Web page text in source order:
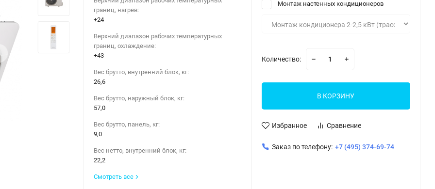
границ, нагрев:
+24
Верхний диапазон рабочих температурных
границ, охлаждение:
+43
Вес брутто, внутренний блок, кг:
26,6
Вес брутто, наружный блок, кг:
57,0
Вес брутто, панель, кг:
9,0
Вес нетто, внутренний блок, кг:
22,2
Смотреть все
Монтаж настенных кондиционеров
Количество:
В КОРЗИНУ
Избранное Сравнение
Заказ по телефону: +7 (495) 374-69-74